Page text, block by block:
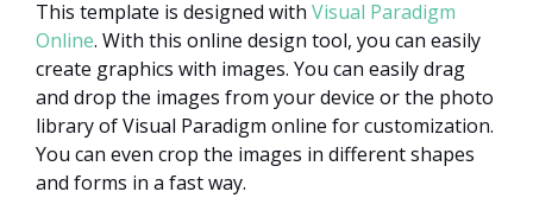
This template is designed with Visual Paradigm
Online. With this online design tool, you can easily
create graphics with images. You can easily drag
and drop the images from your device or the photo
library of Visual Paradigm online for customization.
You can even crop the images in different shapes
and forms in a fast way.